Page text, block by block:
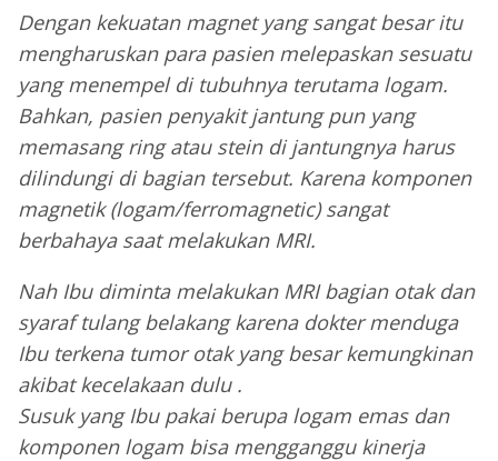
Dengan kekuatan magnet yang sangat besar itu
mengharuskan para pasien melepaskan sesuatu
yang menempel di tubuhnya terutama logam.
Bahkan, pasien penyakit jantung pun yang
memasang ring atau stein di jantungnya harus
dilindungi di bagian tersebut. Karena komponen
magnetik (logam/ferromagnetic) sangat
berbahaya saat melakukan MRI.
Nah Ibu diminta melakukan MRI bagian otak dan
syaraf tulang belakang karena dokter menduga
Ibu terkena tumor otak yang besar kemungkinan
akibat kecelakaan dulu .
Susuk yang Ibu pakai berupa logam emas dan
komponen logam bisa mengganggu kinerja